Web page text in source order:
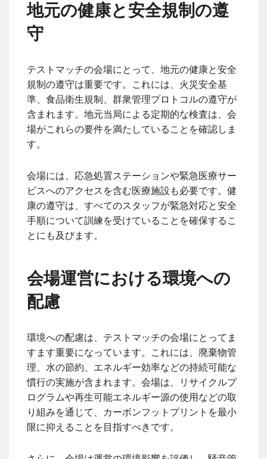
地元の健康と安全規制の遵
守
テストマッチの会場にとって、地元の健康と安全
規制の遵守は重要です。これには、火災安全基
準、食品衛生規制、群衆管理プロトコルの遵守が
含まれます。地元当局による定期的な検査は、会
場がこれらの要件を満たしていることを確認しま
す。
会場には、応急処置ステーションや緊急医療サー
ビスへのアクセスを含む医療施設も必要です。健
康の遵守は、すべてのスタッフが緊急対応と安全
手順について訓練を受けていることを確保するこ
とにも及びます。
会場運営における環境への
配慮
環境への配慮は、テストマッチの会場にとってま
すます重要になっています。これには、廃棄物管
理、水の節約、エネルギー効率などの持続可能な
慣行の実施が含まれます。会場は、リサイクルプ
ログラムや再生可能エネルギー源の使用などの取
り組みを通じて、カーボンフットプリントを最小
限に抑えることを目指すべきです。